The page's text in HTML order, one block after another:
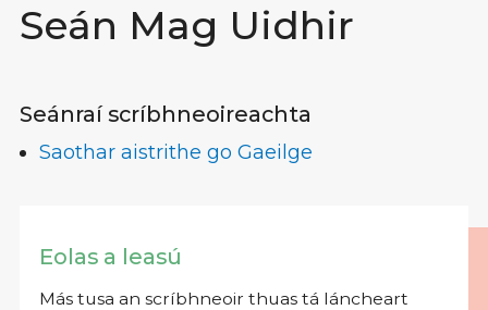
Seán Mag Uidhir
Seánraí scríbhneoireachta
Saothar aistrithe go Gaeilge
Eolas a leasú
Más tusa an scríbhneoir thuas tá láncheart